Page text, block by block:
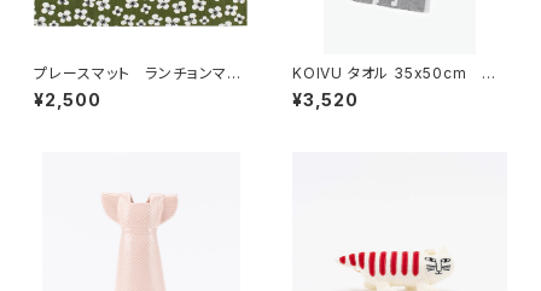
プレースマット ランチョンマッ
ト 「ベラミ」 / アルメダール
ス/ALMEDAHLS
¥2,500
KOIVU タオル 35x50cm
／ LAPUAN KANKURIT（ラ
プアン カンクリ）
¥3,520